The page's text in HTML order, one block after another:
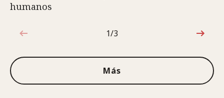
humanos
1de3
1/3
Más